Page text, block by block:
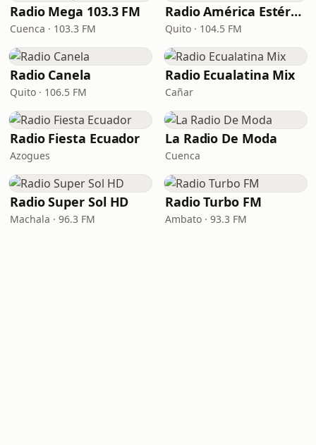
Radio Mega 103.3 FM
Cuenca · 103.3 FM
Radio América Estéreo
Quito · 104.5 FM
Radio Canela
Quito · 106.5 FM
Radio Ecualatina Mix
Cañar
Radio Fiesta Ecuador
Azogues
La Radio De Moda
Cuenca
Radio Super Sol HD
Machala · 96.3 FM
Radio Turbo FM
Ambato · 93.3 FM